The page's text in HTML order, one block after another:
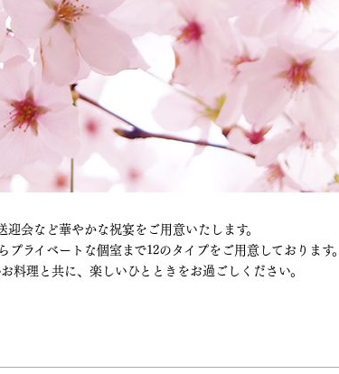
迎会など華やかな祝宴をご用意いたします。
ライベートな個室まで12のタイプをご用意しております。
料理と共に、楽しいひとときをお過ごしください。